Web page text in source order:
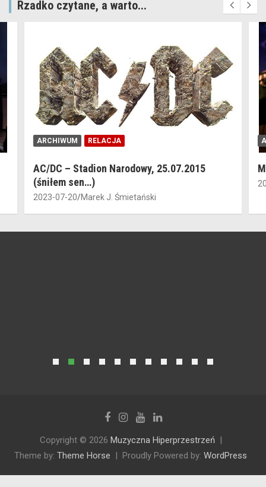
Rzadko czytane, a warto...
ARCHIWUM RELACJA
AC/DC – Stadion Narodowy, 25.07.2015
(śniłem sen…)
2023-07-20 Marek J. Śmietański
Copyright © 2026 Muzyczna Hiperprzestrzeń
Theme by: Theme Horse Proudly Powered by: WordPress